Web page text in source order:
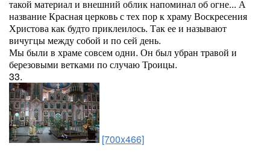
такой материал и внешний облик напоминал об огне... А
название Красная церковь с тех пор к храму Воскресения
Христова как будто приклеилось. Так ее и называют
вичугцы между собой и по сей день.
Мы были в храме совсем одни. Он был убран травой и
березовыми ветками по случаю Троицы.
33.
[700x466]